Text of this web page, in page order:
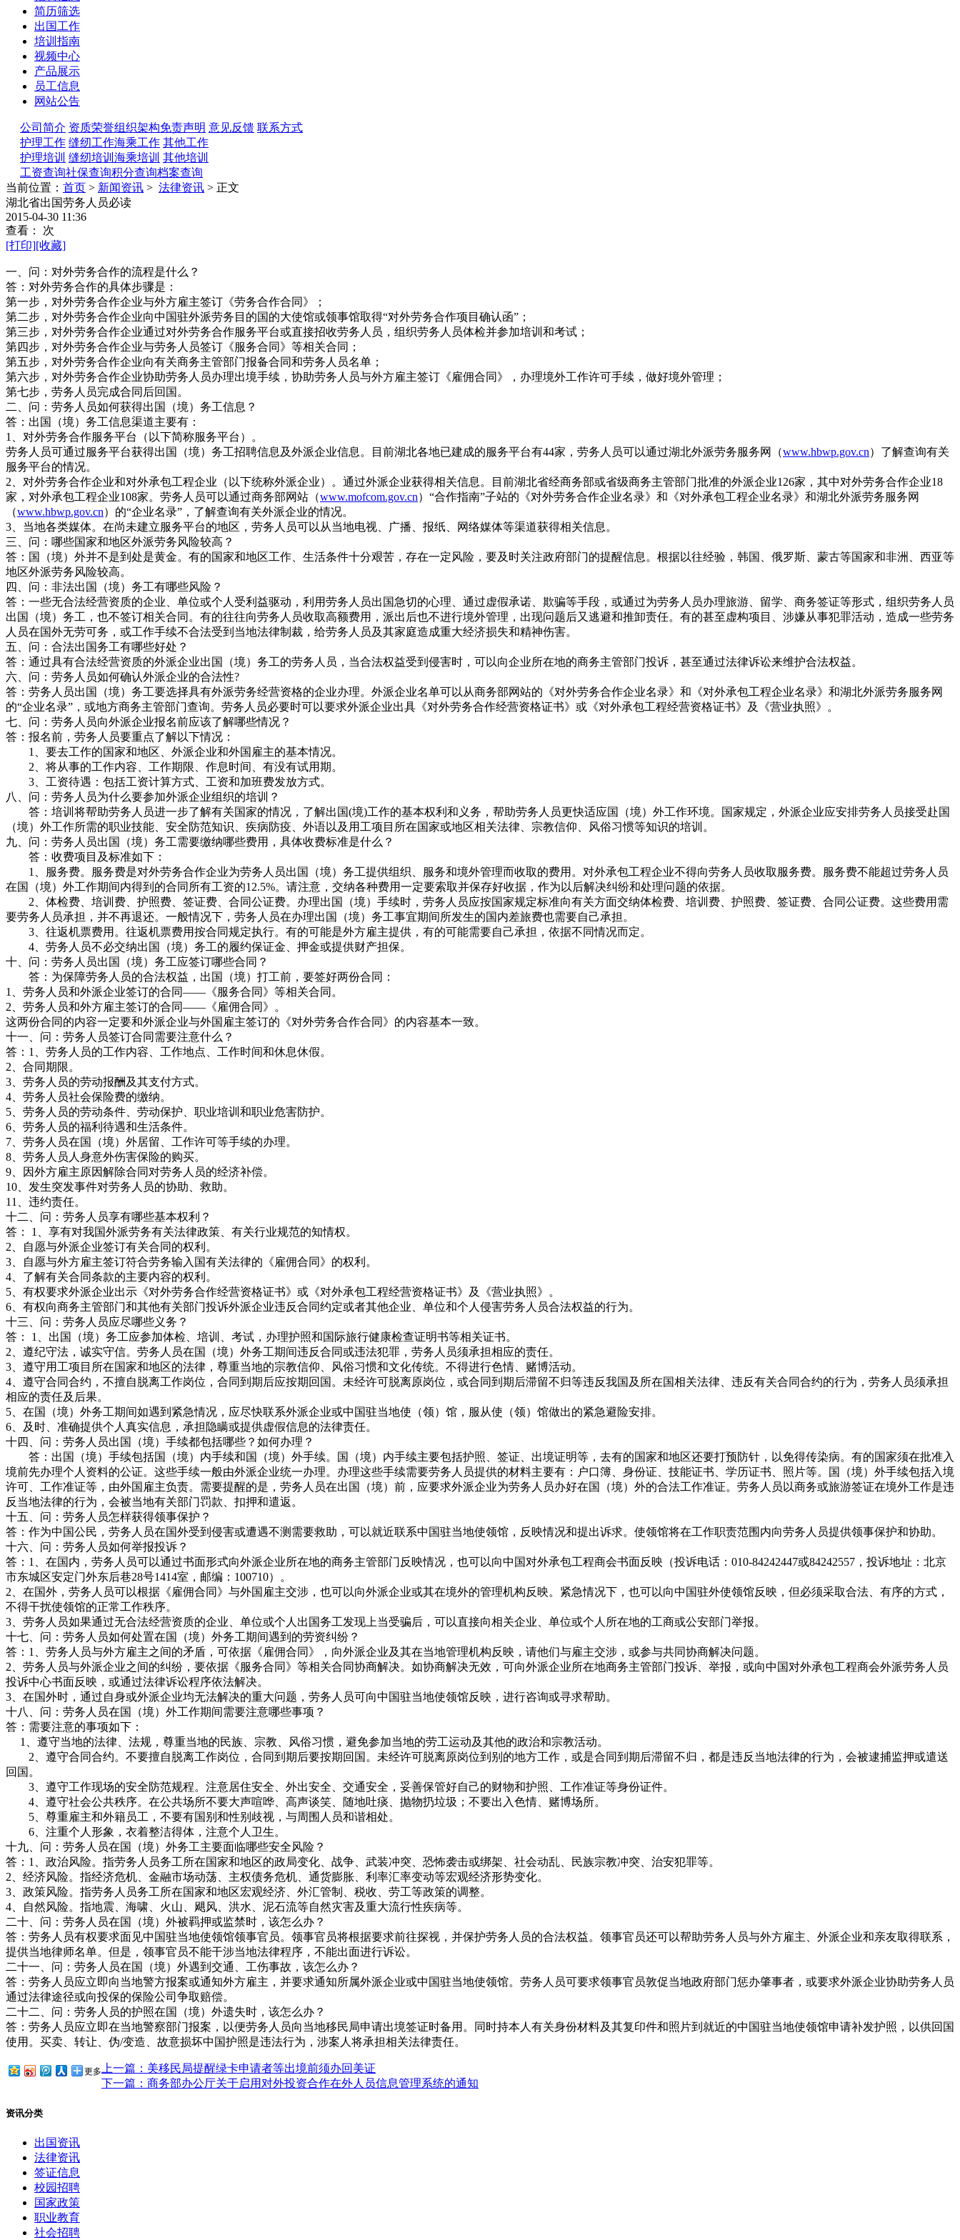
简历筛选
出国工作
培训指南
视频中心
产品展示
员工信息
网站公告
公司简介 资质荣誉组织架构免责声明 意见反馈 联系方式
护理工作 缝纫工作海乘工作 其他工作
护理培训 缝纫培训 海乘培训 其他培训
工资查询社保查询积分查询档案查询
当前位置： 首页 > 新闻资讯 > 法律资讯 > 正文
湖北省出国劳务人员必读
2015-04-30 11:36
查看：
次
[打印][收藏]
一、问：对外劳务合作的流程是什么？
答：对外劳务合作的具体步骤是：
第一步，对外劳务合作企业与外方雇主签订《劳务合作合同》；
第二步，对外劳务合作企业向中国驻外派劳务目的国的大使馆或领事馆取得“对外劳务合作项目确认函”；
第三步，对外劳务合作企业通过对外劳务合作服务平台或直接招收劳务人员，组织劳务人员体检并参加培训和考试；
第四步，对外劳务合作企业与劳务人员签订《服务合同》等相关合同；
第五步，对外劳务合作企业向有关商务主管部门报备合同和劳务人员名单；
第六步，对外劳务合作企业协助劳务人员办理出境手续，协助劳务人员与外方雇主签订《雇佣合同》，办理境外工作许可手续，做好境外管理；
第七步，劳务人员完成合同后回国。
二、问：劳务人员如何获得出国（境）务工信息？
答：出国（境）务工信息渠道主要有：
1、对外劳务合作服务平台（以下简称服务平台）。
劳务人员可通过服务平台获得出国（境）务工招聘信息及外派企业信息。目前湖北各地已建成的服务平台有44家，劳务人员可以通过湖北外派劳务服务网（www.hbwp.gov.cn）了解查询有关
服务平台的情况。
2、对外劳务合作企业和对外承包工程企业（以下统称外派企业）。通过外派企业获得相关信息。目前湖北省经商务部或省级商务主管部门批准的外派企业126家，其中对外劳务合作企业18
家，对外承包工程企业108家。劳务人员可以通过商务部网站（www.mofcom.gov.cn）“合作指南”子站的《对外劳务合作企业名录》和《对外承包工程企业名录》和湖北外派劳务服务网
（www.hbwp.gov.cn）的“企业名录”，了解查询有关外派企业的情况。
3、当地各类媒体。在尚未建立服务平台的地区，劳务人员可以从当地电视、广播、报纸、网络媒体等渠道获得相关信息。
三、问：哪些国家和地区外派劳务风险较高？
答：国（境）外并不是到处是黄金。有的国家和地区工作、生活条件十分艰苦，存在一定风险，要及时关注政府部门的提醒信息。根据以往经验，韩国、俄罗斯、蒙古等国家和非洲、西亚等
地区外派劳务风险较高。
四、问：非法出国（境）务工有哪些风险？
答：一些无合法经营资质的企业、单位或个人受利益驱动，利用劳务人员出国急切的心理、通过虚假承诺、欺骗等手段，或通过为劳务人员办理旅游、留学、商务签证等形式，组织劳务人员
出国（境）务工，也不签订相关合同。有的往往向劳务人员收取高额费用，派出后也不进行境外管理，出现问题后又逃避和推卸责任。有的甚至虚构项目、涉嫌从事犯罪活动，造成一些劳务
人员在国外无劳可务，或工作手续不合法受到当地法律制裁，给劳务人员及其家庭造成重大经济损失和精神伤害。
五、问：合法出国务工有哪些好处？
答：通过具有合法经营资质的外派企业出国（境）务工的劳务人员，当合法权益受到侵害时，可以向企业所在地的商务主管部门投诉，甚至通过法律诉讼来维护合法权益。
六、问：劳务人员如何确认外派企业的合法性?
答：劳务人员出国（境）务工要选择具有外派劳务经营资格的企业办理。外派企业名单可以从商务部网站的《对外劳务合作企业名录》和《对外承包工程企业名录》和湖北外派劳务服务网
的“企业名录”，或地方商务主管部门查询。劳务人员必要时可以要求外派企业出具《对外劳务合作经营资格证书》或《对外承包工程经营资格证书》及《营业执照》。
七、问：劳务人员向外派企业报名前应该了解哪些情况？
答：报名前，劳务人员要重点了解以下情况：
1、要去工作的国家和地区、外派企业和外国雇主的基本情况。
2、将从事的工作内容、工作期限、作息时间、有没有试用期。
3、工资待遇：包括工资计算方式、工资和加班费发放方式。
八、问：劳务人员为什么要参加外派企业组织的培训？
答：培训将帮助劳务人员进一步了解有关国家的情况，了解出国(境)工作的基本权利和义务，帮助劳务人员更快适应国（境）外工作环境。国家规定，外派企业应安排劳务人员接受赴国
（境）外工作所需的职业技能、安全防范知识、疾病防疫、外语以及用工项目所在国家或地区相关法律、宗教信仰、风俗习惯等知识的培训。
九、问：劳务人员出国（境）务工需要缴纳哪些费用，具体收费标准是什么？
答：收费项目及标准如下：
1、服务费。服务费是对外劳务合作企业为劳务人员出国（境）务工提供组织、服务和境外管理而收取的费用。对外承包工程企业不得向劳务人员收取服务费。服务费不能超过劳务人员
在国（境）外工作期间内得到的合同所有工资的12.5%。请注意，交纳各种费用一定要索取并保存好收据，作为以后解决纠纷和处理问题的依据。
2、体检费、培训费、护照费、签证费、合同公证费。办理出国（境）手续时，劳务人员应按国家规定标准向有关方面交纳体检费、培训费、护照费、签证费、合同公证费。这些费用需
要劳务人员承担，并不再退还。一般情况下，劳务人员在办理出国（境）务工事宜期间所发生的国内差旅费也需要自己承担。
3、往返机票费用。往返机票费用按合同规定执行。有的可能是外方雇主提供，有的可能需要自己承担，依据不同情况而定。
4、劳务人员不必交纳出国（境）务工的履约保证金、押金或提供财产担保。
十、问：劳务人员出国（境）务工应签订哪些合同？
答：为保障劳务人员的合法权益，出国（境）打工前，要签好两份合同：
1、劳务人员和外派企业签订的合同——《服务合同》等相关合同。
2、劳务人员和外方雇主签订的合同——《雇佣合同》。
这两份合同的内容一定要和外派企业与外国雇主签订的《对外劳务合作合同》的内容基本一致。
十一、问：劳务人员签订合同需要注意什么？
答：1、劳务人员的工作内容、工作地点、工作时间和休息休假。
2、合同期限。
3、劳务人员的劳动报酬及其支付方式。
4、劳务人员社会保险费的缴纳。
5、劳务人员的劳动条件、劳动保护、职业培训和职业危害防护。
6、劳务人员的福利待遇和生活条件。
7、劳务人员在国（境）外居留、工作许可等手续的办理。
8、劳务人员人身意外伤害保险的购买。
9、因外方雇主原因解除合同对劳务人员的经济补偿。
10、发生突发事件对劳务人员的协助、救助。
11、违约责任。
十二、问：劳务人员享有哪些基本权利？
答： 1、享有对我国外派劳务有关法律政策、有关行业规范的知情权。
2、自愿与外派企业签订有关合同的权利。
3、自愿与外方雇主签订符合劳务输入国有关法律的《雇佣合同》的权利。
4、了解有关合同条款的主要内容的权利。
5、有权要求外派企业出示《对外劳务合作经营资格证书》或《对外承包工程经营资格证书》及《营业执照》。
6、有权向商务主管部门和其他有关部门投诉外派企业违反合同约定或者其他企业、单位和个人侵害劳务人员合法权益的行为。
十三、问：劳务人员应尽哪些义务？
答： 1、出国（境）务工应参加体检、培训、考试，办理护照和国际旅行健康检查证明书等相关证书。
2、遵纪守法，诚实守信。劳务人员在国（境）外务工期间违反合同或违法犯罪，劳务人员须承担相应的责任。
3、遵守用工项目所在国家和地区的法律，尊重当地的宗教信仰、风俗习惯和文化传统。不得进行色情、赌博活动。
4、遵守合同合约，不擅自脱离工作岗位，合同到期后应按期回国。未经许可脱离原岗位，或合同到期后滞留不归等违反我国及所在国相关法律、违反有关合同合约的行为，劳务人员须承担
相应的责任及后果。
5、在国（境）外务工期间如遇到紧急情况，应尽快联系外派企业或中国驻当地使（领）馆，服从使（领）馆做出的紧急避险安排。
6、及时、准确提供个人真实信息，承担隐瞒或提供虚假信息的法律责任。
十四、问：劳务人员出国（境）手续都包括哪些？如何办理？
答：出国（境）手续包括国（境）内手续和国（境）外手续。国（境）内手续主要包括护照、签证、出境证明等，去有的国家和地区还要打预防针，以免得传染病。有的国家须在批准入
境前先办理个人资料的公证。这些手续一般由外派企业统一办理。办理这些手续需要劳务人员提供的材料主要有：户口簿、身份证、技能证书、学历证书、照片等。国（境）外手续包括入境
许可、工作准证等，由外国雇主负责。需要提醒的是，劳务人员在出国（境）前，应要求外派企业为劳务人员办好在国（境）外的合法工作准证。劳务人员以商务或旅游签证在境外工作是违
反当地法律的行为，会被当地有关部门罚款、扣押和遣返。
十五、问：劳务人员怎样获得领事保护？
答：作为中国公民，劳务人员在国外受到侵害或遭遇不测需要救助，可以就近联系中国驻当地使领馆，反映情况和提出诉求。使领馆将在工作职责范围内向劳务人员提供领事保护和协助。
十六、问：劳务人员如何举报投诉？
答：1、在国内，劳务人员可以通过书面形式向外派企业所在地的商务主管部门反映情况，也可以向中国对外承包工程商会书面反映（投诉电话：010-84242447或84242557，投诉地址：北京
市东城区安定门外东后巷28号1414室，邮编：100710）。
2、在国外，劳务人员可以根据《雇佣合同》与外国雇主交涉，也可以向外派企业或其在境外的管理机构反映。紧急情况下，也可以向中国驻外使领馆反映，但必须采取合法、有序的方式，
不得干扰使领馆的正常工作秩序。
3、劳务人员如果通过无合法经营资质的企业、单位或个人出国务工发现上当受骗后，可以直接向相关企业、单位或个人所在地的工商或公安部门举报。
十七、问：劳务人员如何处置在国（境）外务工期间遇到的劳资纠纷？
答：1、劳务人员与外方雇主之间的矛盾，可依据《雇佣合同》，向外派企业及其在当地管理机构反映，请他们与雇主交涉，或参与共同协商解决问题。
2、劳务人员与外派企业之间的纠纷，要依据《服务合同》等相关合同协商解决。如协商解决无效，可向外派企业所在地商务主管部门投诉、举报，或向中国对外承包工程商会外派劳务人员
投诉中心书面反映，或通过法律诉讼程序依法解决。
3、在国外时，通过自身或外派企业均无法解决的重大问题，劳务人员可向中国驻当地使领馆反映，进行咨询或寻求帮助。
十八、问：劳务人员在国（境）外工作期间需要注意哪些事项？
答：需要注意的事项如下：
1、遵守当地的法律、法规，尊重当地的民族、宗教、风俗习惯，避免参加当地的劳工运动及其他的政治和宗教活动。
2、遵守合同合约。不要擅自脱离工作岗位，合同到期后要按期回国。未经许可脱离原岗位到别的地方工作，或是合同到期后滞留不归，都是违反当地法律的行为，会被逮捕监押或遣送
回国。
3、遵守工作现场的安全防范规程。注意居住安全、外出安全、交通安全，妥善保管好自己的财物和护照、工作准证等身份证件。
4、遵守社会公共秩序。在公共场所不要大声喧哗、高声谈笑、随地吐痰、抛物扔垃圾；不要出入色情、赌博场所。
5、尊重雇主和外籍员工，不要有国别和性别歧视，与周围人员和谐相处。
6、注重个人形象，衣着整洁得体，注意个人卫生。
十九、问：劳务人员在国（境）外务工主要面临哪些安全风险？
答：1、政治风险。指劳务人员务工所在国家和地区的政局变化、战争、武装冲突、恐怖袭击或绑架、社会动乱、民族宗教冲突、治安犯罪等。
2、经济风险。指经济危机、金融市场动荡、主权债务危机、通货膨胀、利率汇率变动等宏观经济形势变化。
3、政策风险。指劳务人员务工所在国家和地区宏观经济、外汇管制、税收、劳工等政策的调整。
4、自然风险。指地震、海啸、火山、飓风、洪水、泥石流等自然灾害及重大流行性疾病等。
二十、问：劳务人员在国（境）外被羁押或监禁时，该怎么办？
答：劳务人员有权要求面见中国驻当地使领馆领事官员。领事官员将根据要求前往探视，并保护劳务人员的合法权益。领事官员还可以帮助劳务人员与外方雇主、外派企业和亲友取得联系，
提供当地律师名单。但是，领事官员不能干涉当地法律程序，不能出面进行诉讼。
二十一、问：劳务人员在国（境）外遇到交通、工伤事故，该怎么办？
答：劳务人员应立即向当地警方报案或通知外方雇主，并要求通知所属外派企业或中国驻当地使领馆。劳务人员可要求领事官员敦促当地政府部门惩办肇事者，或要求外派企业协助劳务人员
通过法律途径或向投保的保险公司争取赔偿。
二十二、问：劳务人员的护照在国（境）外遗失时，该怎么办？
答：劳务人员应立即在当地警察部门报案，以便劳务人员向当地移民局申请出境签证时备用。同时持本人有关身份材料及其复印件和照片到就近的中国驻当地使领馆申请补发护照，以供回国
使用。买卖、转让、伪/变造、故意损坏中国护照是违法行为，涉案人将承担相关法律责任。
更多
上一篇：美移民局提醒绿卡申请者等出境前须办回美证
下一篇：商务部办公厅关于启用对外投资合作在外人员信息管理系统的通知
资讯分类
出国资讯
法律资讯
签证信息
校园招聘
国家政策
职业教育
社会招聘